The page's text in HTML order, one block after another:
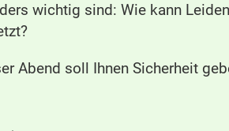
wichtig sind: Wie kann
Abend soll Ihnen Sicherheit